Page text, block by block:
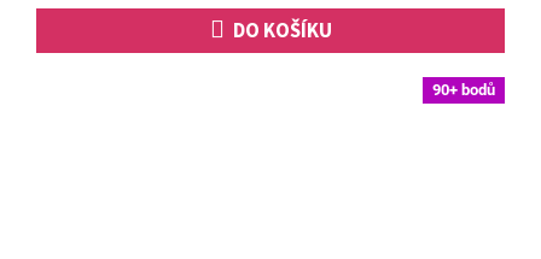
hvězdiček.
DO KOŠÍKU
90+ bodů